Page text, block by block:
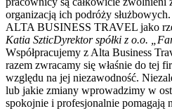
organizacją ich podróży
ALTA BUSINESS TRAVEL jako
Katia SzticDyrektor spółki z o.o.
Współpracujemy z Alta Business
razem zwracamy się właśnie do tej
względu na jej niezawodność.
lub jakie zmiany wprowadzimy w
spokojnie i profesjonalnie pomagają